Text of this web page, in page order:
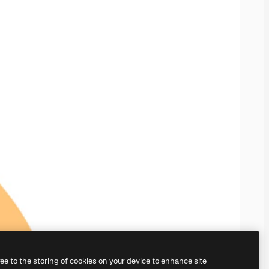
to the storing of cookies on your device to enhance site